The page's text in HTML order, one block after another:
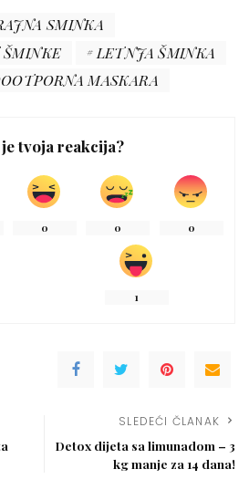
SMINKA
LETNJA ŠMINKA
MASKARA
tvoja reakcija?
0 0 0
1
SLEDEĆI ČLANAK
Detox dijeta sa limunadom – 3
kg manje za 14 dana!